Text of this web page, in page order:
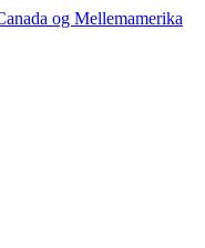
og Mellemamerika